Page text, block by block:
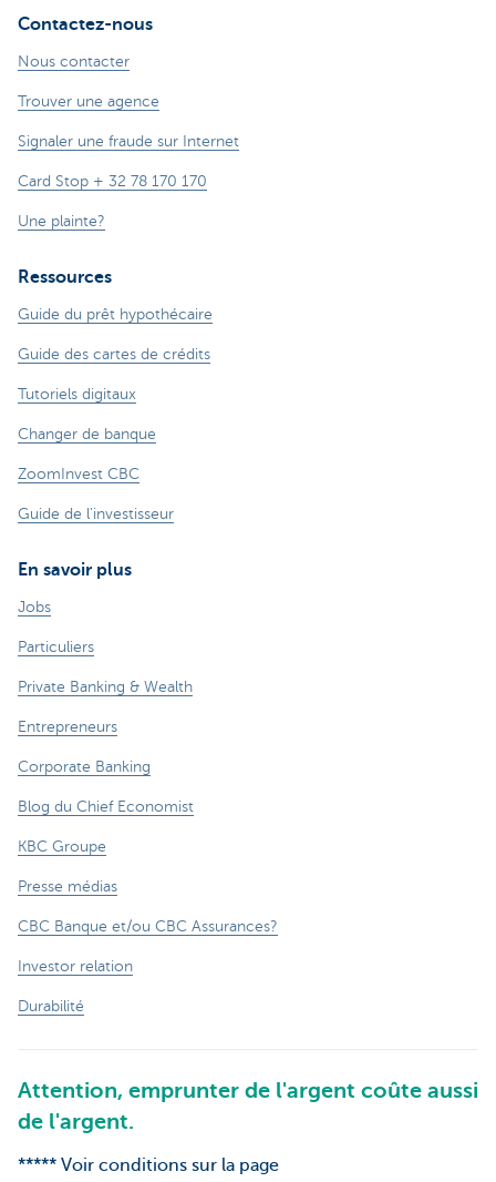
Contactez-nous
Nous contacter
Trouver une agence
Signaler une fraude sur Internet
Card Stop + 32 78 170 170
Une plainte?
Ressources
Guide du prêt hypothécaire
Guide des cartes de crédits
Tutoriels digitaux
Changer de banque
ZoomInvest CBC
Guide de l'investisseur
En savoir plus
Jobs
Particuliers
Private Banking & Wealth
Entrepreneurs
Corporate Banking
Blog du Chief Economist
KBC Groupe
Presse médias
CBC Banque et/ou CBC Assurances?
Investor relation
Durabilité
Attention, emprunter de l'argent coûte aussi
de l'argent.
***** Voir conditions sur la page